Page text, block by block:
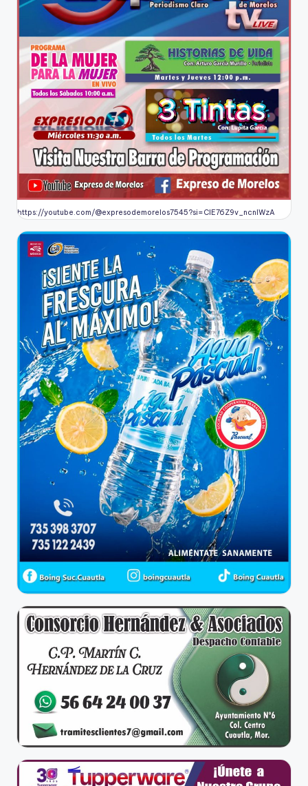
https://youtube.com/@expresodemorelos7545?si=CIE76Z9v_ncnlWzA